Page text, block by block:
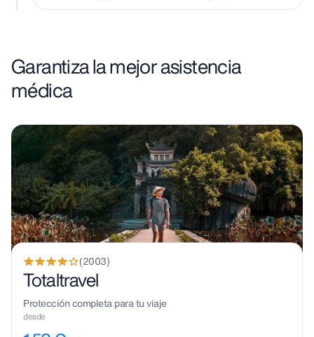
Garantiza la mejor asistencia
médica
(2003)
Totaltravel
Protección completa para tu viaje
desde